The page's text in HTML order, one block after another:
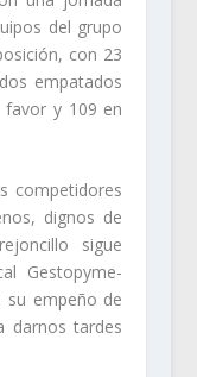
del grupo
con 23
empatados
y 109 en
competidores
dignos de
sigue
Gestopyme-
su empeño de
darnos tardes